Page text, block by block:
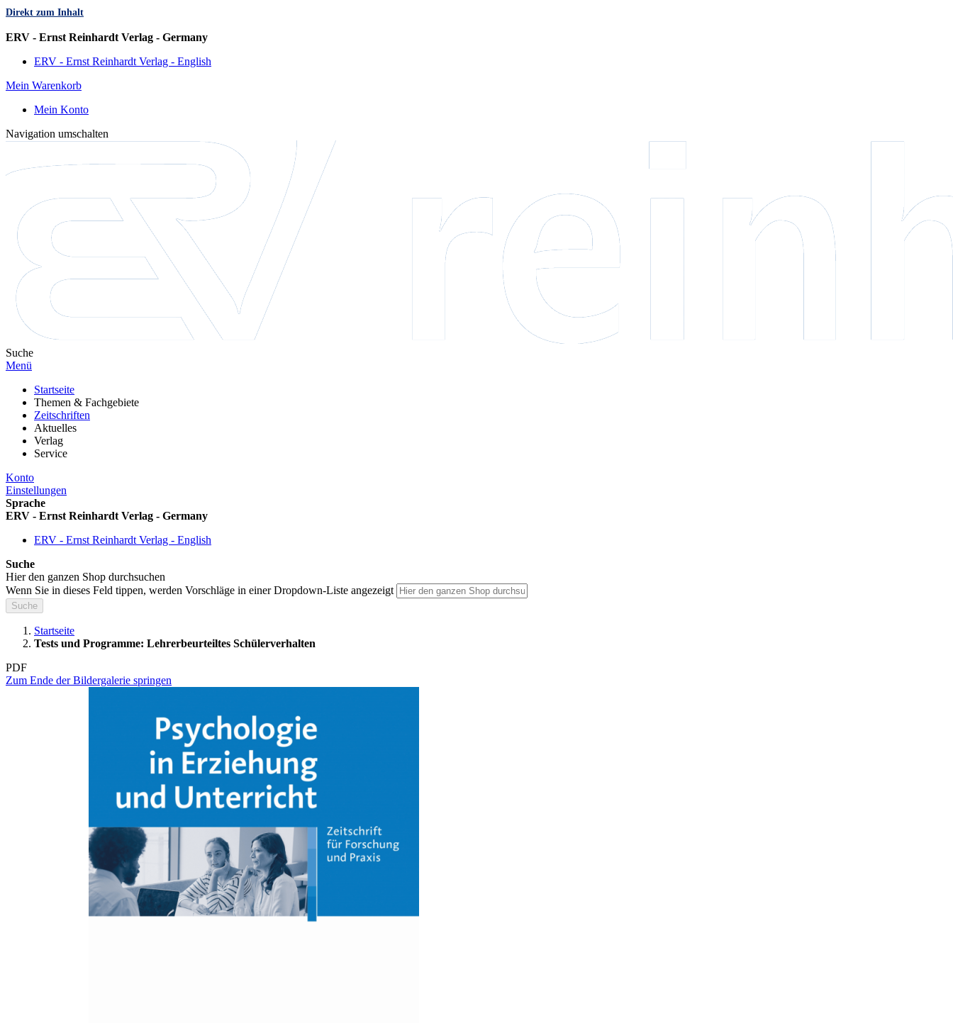
Direkt zum Inhalt
ERV - Ernst Reinhardt Verlag - Germany
ERV - Ernst Reinhardt Verlag - English
Mein Warenkorb
Mein Konto
Navigation umschalten
Suche
Menü
Startseite
Themen & Fachgebiete
Zeitschriften
Aktuelles
Verlag
Service
Konto
Einstellungen
Sprache
ERV - Ernst Reinhardt Verlag - Germany
ERV - Ernst Reinhardt Verlag - English
Suche
Hier den ganzen Shop durchsuchen
Wenn Sie in dieses Feld tippen, werden Vorschläge in einer Dropdown-Liste angezeigt
Suche
Startseite
Tests und Programme: Lehrerbeurteiltes Schülerverhalten
PDF
Zum Ende der Bildergalerie springen